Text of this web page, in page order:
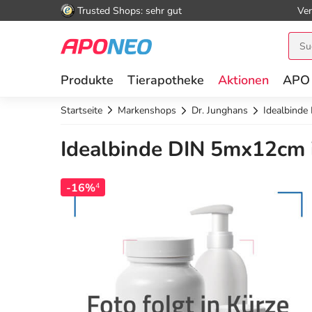
Trusted Shops: sehr gut
Produkte Tierapotheke Aktionen
Startseite Markenshops Dr. Junghans Idealbinde
Idealbinde DIN
-16%4